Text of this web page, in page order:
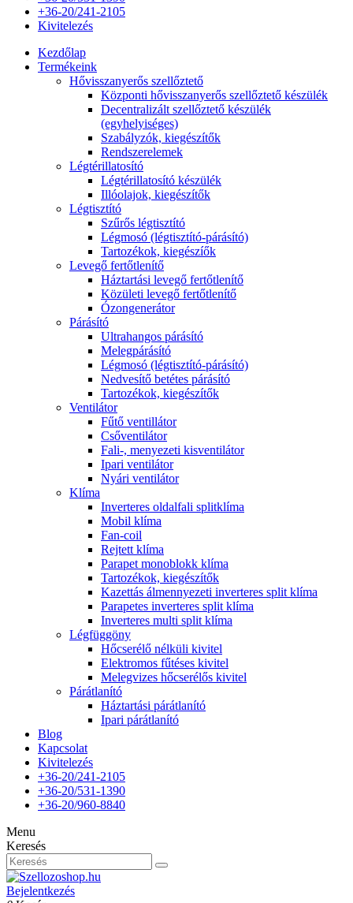
+36-20/241-2105
Kivitelezés
Kezdőlap
Termékeink
Hővisszanyerős szellőztető
Központi hővisszanyerős szellőztető készülék
Decentralizált szellőztető készülék
(egyhelyiséges)
Szabályzók, kiegészítők
Rendszerelemek
Légtérillatosító
Légtérillatosító készülék
Illóolajok, kiegészítők
Légtisztító
Szűrős légtisztító
Légmosó (légtisztító-párásító)
Tartozékok, kiegészíők
Levegő fertőtlenítő
Háztartási levegő fertőtlenítő
Közületi levegő fertőtlenítő
Ózongenerátor
Párásító
Ultrahangos párásító
Melegpárásító
Légmosó (légtisztító-párásító)
Nedvesítő betétes párásító
Tartozékok, kiegészítők
Ventilátor
Fűtő ventillátor
Csőventilátor
Fali-, menyezeti kisventilátor
Ipari ventilátor
Nyári ventilátor
Klíma
Inverteres oldalfali splitklíma
Mobil klíma
Fan-coil
Rejtett klíma
Parapet monoblokk klíma
Tartozékok, kiegészítők
Kazettás álmennyezeti inverteres split klíma
Parapetes inverteres split klíma
Inverteres multi split klíma
Légfüggöny
Hőcserélő nélküli kivitel
Elektromos fűtéses kivitel
Melegvizes hőcserélős kivitel
Párátlanító
Háztartási párátlanító
Ipari párátlanító
Blog
Kapcsolat
Kivitelezés
+36-20/241-2105
+36-20/531-1390
+36-20/960-8840
Menu
Keresés
Bejelentkezés